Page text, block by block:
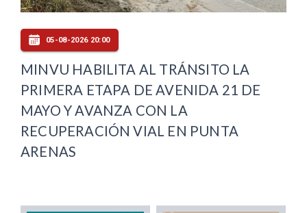
05-08-2026 20:00
MINVU HABILITA AL TRÁNSITO LA
PRIMERA ETAPA DE AVENIDA 21 DE
MAYO Y AVANZA CON LA
RECUPERACIÓN VIAL EN PUNTA
ARENAS